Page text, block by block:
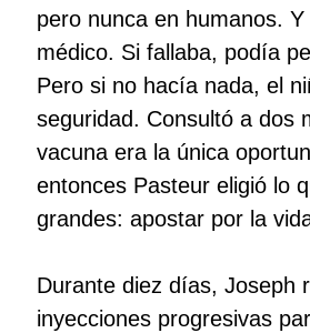
pero nunca en humanos.
médico. Si fallaba, podía
Pero si no hacía nada, el
seguridad. Consultó a dos
vacuna era la única
entonces Pasteur eligió lo
grandes: apostar por la
Durante diez días, Joseph
inyecciones progresivas